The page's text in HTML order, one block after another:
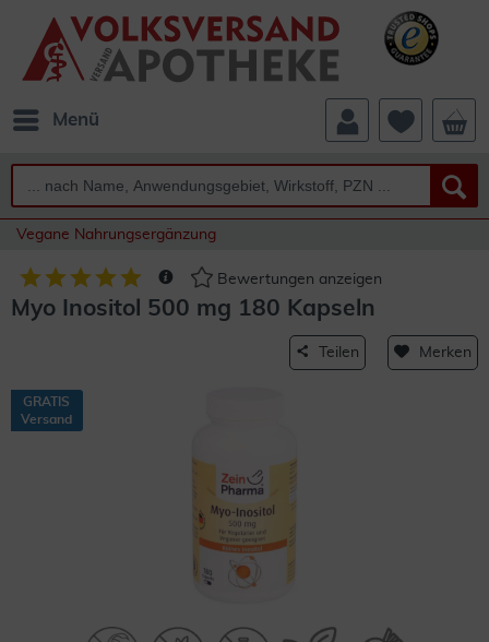
Menü
Vegane Nahrungsergänzung
Bewertungen anzeigen
Myo Inositol 500 mg 180 Kapseln
Teilen Merken
GRATIS
Versand